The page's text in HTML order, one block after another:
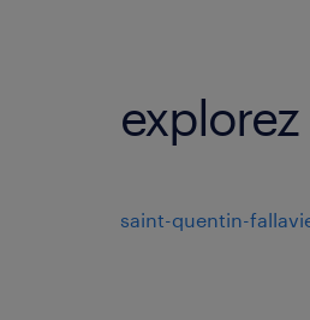
saint-quentin-